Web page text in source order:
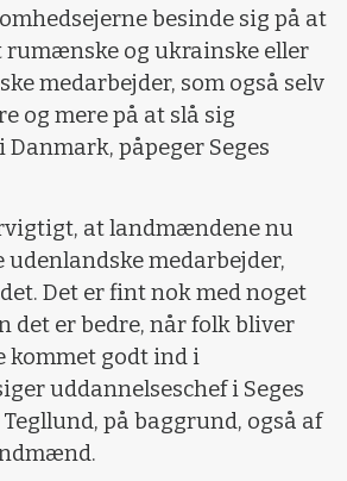
besinde sig på at
og ukrainske eller
medarbejder, som også selv
og mere på at slå sig
påpeger Seges
at landmændene nu
udenlandske medarbejder,
Det er fint nok med noget
det er bedre, når folk bliver
kommet godt ind i
uddannelseschef i Seges
på baggrund, også af